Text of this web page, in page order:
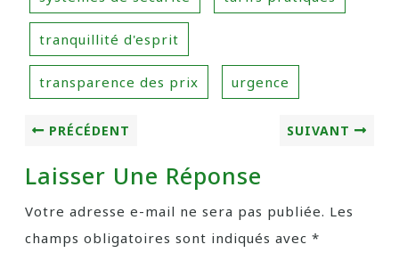
tranquillité d'esprit
transparence des prix urgence
PRÉCÉDENT SUIVANT
Laisser Une Réponse
Votre adresse e-mail ne sera pas publiée. Les
champs obligatoires sont indiqués avec *